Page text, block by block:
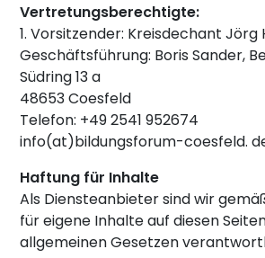
Vertretungsberechtigte:
1. Vorsitzender: Kreisdechant Jörg
Geschäftsführung: Boris Sander,
Südring 13 a
48653 Coesfeld
Telefon: +49 2541 952674
info(at)bildungsforum-coesfeld.
Haftung für Inhalte
Als Diensteanbieter sind wir
für eigene Inhalte auf diesen
allgemeinen Gesetzen